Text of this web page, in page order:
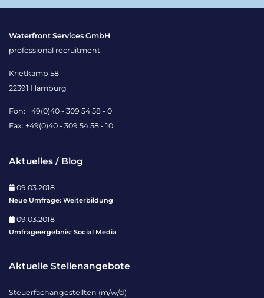
Waterfront Services GmbH
professional recruitment
Krietkamp 58
22391 Hamburg
Fon: +49(0)40 - 309 54 58 - 0
Fax: +49(0)40 - 309 54 58 - 10
Aktuelles / Blog
09.03.2018
Neue Umfrage: Weiterbildung
09.03.2018
Umfrageergebnis: Social Media
Aktuelle Stellenangebote
Steuerfachangestellten (m/w/d)